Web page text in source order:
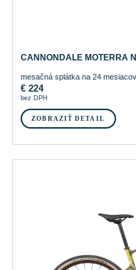
CANNONDALE MOTERRA
mesačná splátka na 24 mesiacov
€224
bez DPH
ZOBRAZIŤ DETAIL